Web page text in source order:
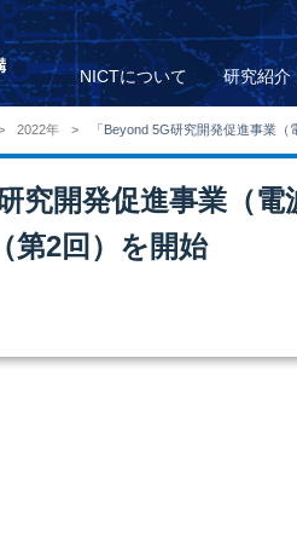
NICTについて 研究紹介
2022年 > 「Beyond 5G研究開発促進事業
究開発促進事業（
第2回）を開始